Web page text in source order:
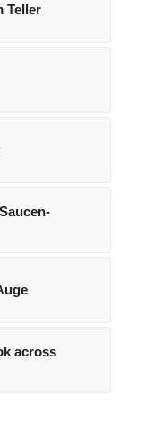
Teller
across